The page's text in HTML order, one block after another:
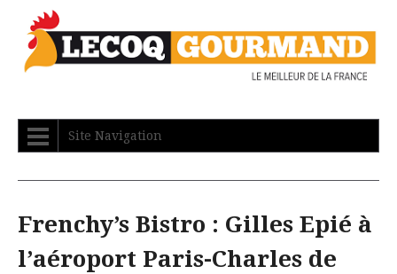
Site Navigation
Frenchy’s Bistro : Gilles Epié à
l’aéroport Paris-Charles de